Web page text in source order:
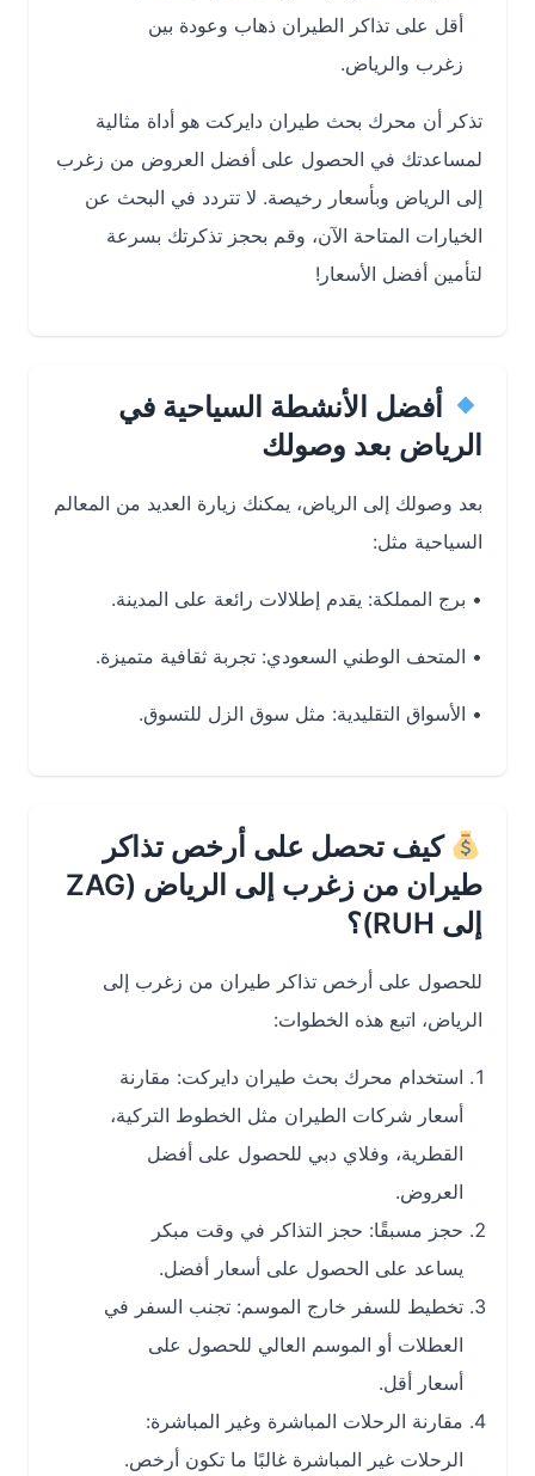
أقل على تذاكر الطيران ذهاب وعودة بين
زغرب والرياض.
تذكر أن محرك بحث طيران دايركت هو أداة مثالية
لمساعدتك في الحصول على أفضل العروض من زغرب
إلى الرياض وبأسعار رخيصة. لا تتردد في البحث عن
الخيارات المتاحة الآن، وقم بحجز تذكرتك بسرعة
لتأمين أفضل الأسعار!
أفضل الأنشطة السياحية في
الرياض بعد وصولك
بعد وصولك إلىالرياض، يمكنك زيارة العديد من المعالم
السياحية مثل:
برج المملكة: يقدم إطلالات رائعة على المدينة.
المتحف الوطني السعودي: تجربة ثقافية متميزة.
الأسواق التقليدية: مثلسوق الزلللتسوق.
كيف تحصل على أرخص تذاكر
طيران من زغرب إلى الرياض (ZAG
للحصول على أرخص تذاكر طيران من زغرب إلى
الرياض، اتبع هذه الخطوات:
استخدام محرك بحث طيران دايركت: مقارنة
أسعار شركات الطيران مثل الخطوط التركية،
القطرية، وفلاي دبي للحصول على أفضل
العروض.
حجز مسبقًا: حجز التذاكر في وقت مبكر
يساعد على الحصول على أسعار أفضل.
تخطيط للسفر خارج الموسم: تجنب السفر في
العطلات أو الموسم العالي للحصول على
أسعار أقل.
مقارنة الرحلات المباشرة وغير المباشرة:
الرحلات غير المباشرة غالبًا ما تكون أرخص.